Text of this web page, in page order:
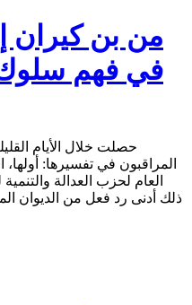
من بن كيران
في فهم سلوك
حصلت خلال الأيام
المراقبون في تفسيرها: أولها،
العام لحزب العدالة
ذلك أدنى رد فعل من الديوان